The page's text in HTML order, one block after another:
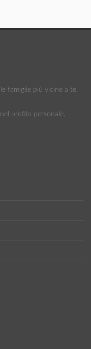
famiglie più vicine a te.
profilo personale,